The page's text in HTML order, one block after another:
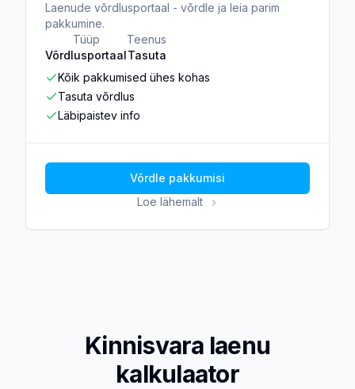
Laenude võrdlusportaal - võrdle ja leia parim
pakkumine.
Tüüp
Võrdlusportaal
Teenus
Tasuta
Kõik pakkumised ühes kohas
Tasuta võrdlus
Läbipaistev info
Võrdle pakkumisi
Loe lähemalt
Kinnisvara laenu
kalkulaator